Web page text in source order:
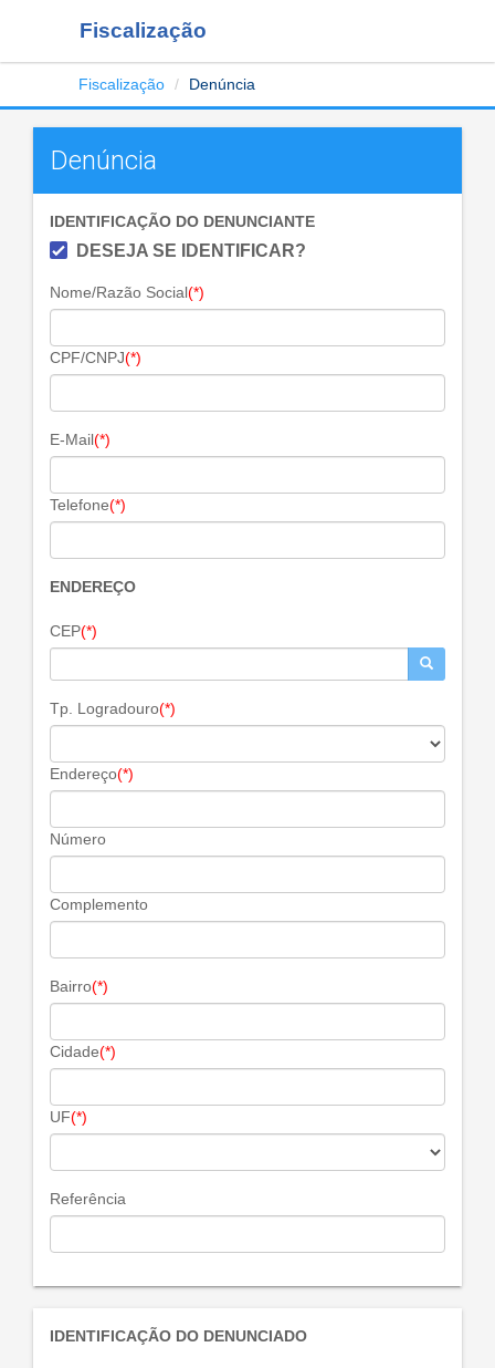
Fiscalização
Fiscalização Denúncia
Denúncia
IDENTIFICAÇÃO DO DENUNCIANTE
DESEJA SE IDENTIFICAR?
Nome/Razão Social(*)
CPF/CNPJ(*)
E-Mail(*)
Telefone(*)
ENDEREÇO
CEP(*)
Tp. Logradouro(*)
Endereço(*)
Número
Complemento
Bairro(*)
Cidade(*)
UF(*)
Referência
IDENTIFICAÇÃO DO DENUNCIADO